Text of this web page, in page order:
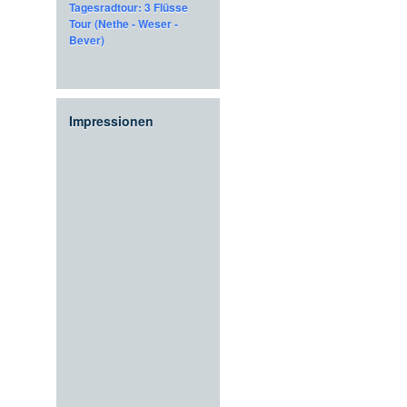
Tagesradtour: 3 Flüsse
Tour (Nethe - Weser -
Bever)
Impressionen